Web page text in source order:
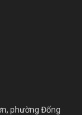
phường Đống